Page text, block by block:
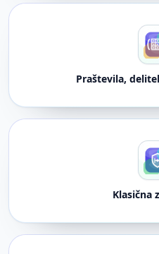
Praštevila,
Klasična